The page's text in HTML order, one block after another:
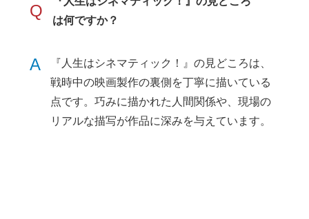
Q
は何ですか？
A
『人生はシネマティック！』の見どころは、
戦時中の映画製作の裏側を丁寧に描いている
点です。巧みに描かれた人間関係や、現場の
リアルな描写が作品に深みを与えています。